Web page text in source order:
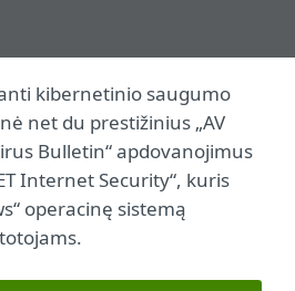
kibernetinio saugumo
net du prestižinius „AV
Bulletin“ apdovanojimus
Internet Security“, kuris
operacinę sistemą